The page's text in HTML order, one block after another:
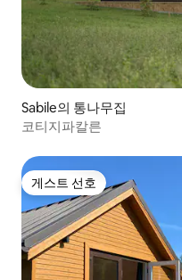
Sabile의 통나무집
코티지파칼른
게스트 선호
게스트 선호